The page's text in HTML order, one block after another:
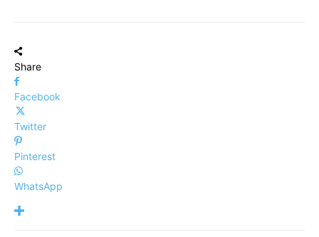
Share
Facebook
Twitter
Pinterest
WhatsApp